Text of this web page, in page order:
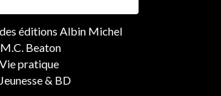
éditions Albin Michel
Beaton
pratique
& BD